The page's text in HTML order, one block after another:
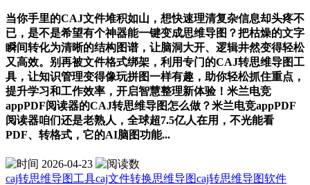
当你手里的CAJ文件堆积如山，想快速理清复杂信息却头疼不
已，是不是希望有个神器能一键变成思维导图？把枯燥的文字
瞬间转化为清晰的结构图谱，让脑洞大开、逻辑井然变得轻松
又高效。别再被文件格式绑架，利用专门的CAJ转思维导图工
具，让知识管理变得像玩拼图一样有趣，助你轻松抓住重点，
提升学习和工作效率，开启智慧整理新体验！米兰电竞
appPDF阅读器的CAJ转思维导图怎么做？米兰电竞appPDF
阅读器咱们还是老熟人，全球超7.5亿人在用，不光能看
PDF、转格式，它的AI脑图功能...
2026-04-23
caj转思维导图工具caj文件转换思维导图caj转思维导图软件